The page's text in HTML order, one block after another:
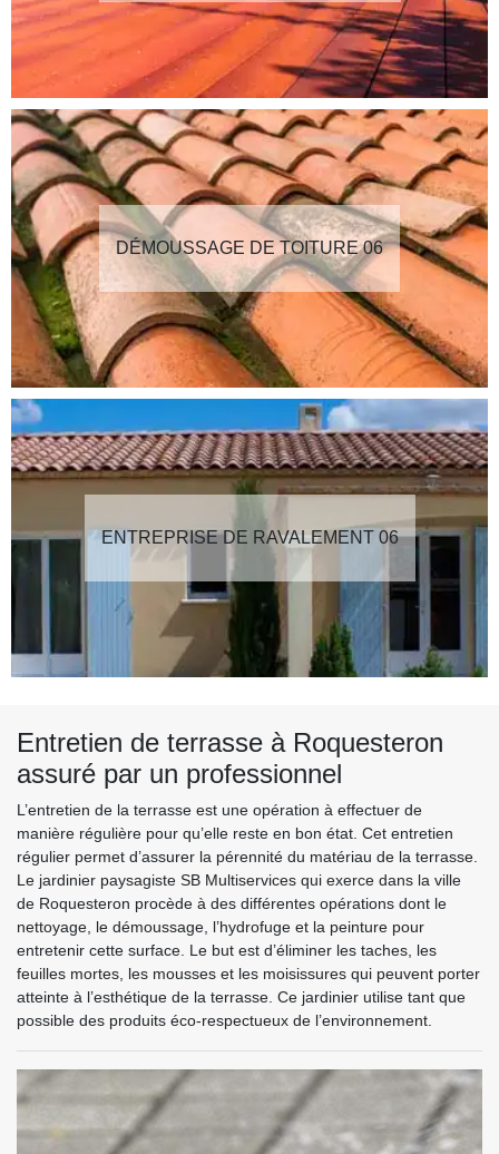
DÉMOUSSAGE DE TOITURE 06
ENTREPRISE DE RAVALEMENT 06
Entretien de terrasse à Roquesteron
assuré par un professionnel
L’entretien de la terrasse est une opération à effectuer de
manière régulière pour qu’elle reste en bon état. Cet entretien
régulier permet d’assurer la pérennité du matériau de la terrasse.
Le jardinier paysagiste SB Multiservices qui exerce dans la ville
de Roquesteron procède à des différentes opérations dont le
nettoyage, le démoussage, l’hydrofuge et la peinture pour
entretenir cette surface. Le but est d’éliminer les taches, les
feuilles mortes, les mousses et les moisissures qui peuvent porter
atteinte à l’esthétique de la terrasse. Ce jardinier utilise tant que
possible des produits éco-respectueux de l’environnement.